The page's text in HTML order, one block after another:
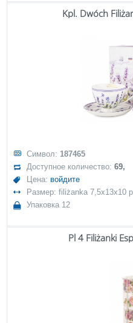
Kpl. Dwóch
Символ: 187465
Доступное количество:69,
Цена: войдите
Размер: filiżanka 7,5x13x10
Упаковка 12
Pl 4 Filiżanki